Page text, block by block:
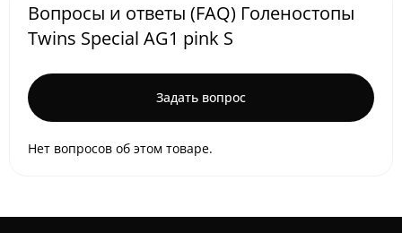
Вопросы и ответы (FAQ) Голеностопы
Twins Special AG1 pink S
Задать вопрос
Нет вопросов об этом товаре.